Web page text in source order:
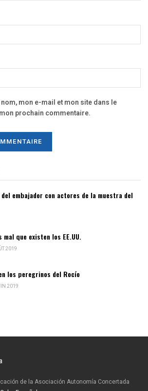
mon e-mail et mon site dans le
prochain commentaire.
embajador con actores de la muestra del
mal que existen los EE.UU.
2019
los peregrinos del Rocío
2019
de la Asociación Autonomía Concertada